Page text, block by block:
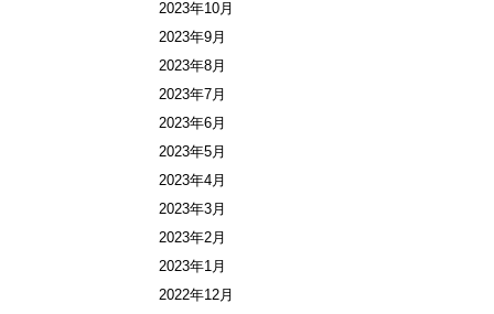
2023年10月
2023年9月
2023年8月
2023年7月
2023年6月
2023年5月
2023年4月
2023年3月
2023年2月
2023年1月
2022年12月